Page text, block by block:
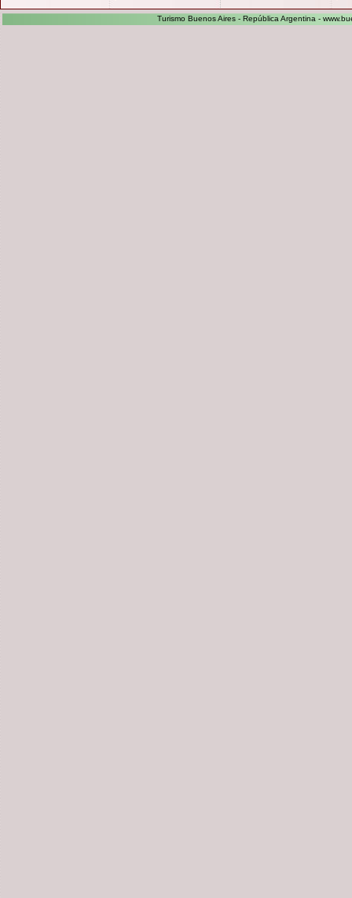
Turismo Buenos Aires - República Argentina -